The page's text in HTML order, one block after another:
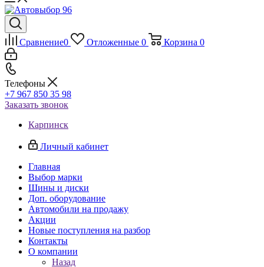
Сравнение0 Отложенные 0 Корзина 0
Телефоны
+7 967 850 35 98
Заказать звонок
Карпинск
Личный кабинет
Главная
Выбор марки
Шины и диски
Доп. оборудование
Автомобили на продажу
Акции
Новые поступления на разбор
Контакты
О компании
Назад